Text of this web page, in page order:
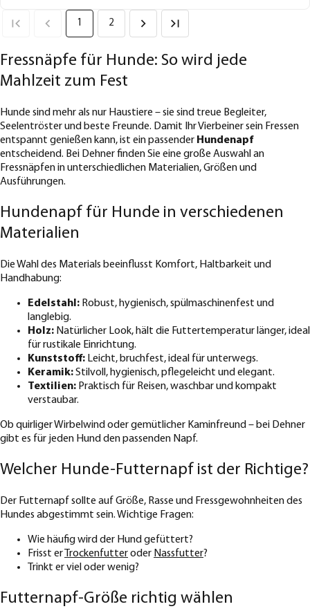
1 2
Fressnäpfe für Hunde: So wird jede
Mahlzeit zum Fest
Hunde sind mehr als nur Haustiere – sie sind treue Begleiter,
Seelentröster und beste Freunde. Damit Ihr Vierbeiner sein Fressen
entspannt genießen kann, ist ein passender Hundenapf
entscheidend. Bei Dehner finden Sie eine große Auswahl an
Fressnäpfen in unterschiedlichen Materialien, Größen und
Ausführungen.
Hundenapf für Hunde in verschiedenen
Materialien
Die Wahl des Materials beeinflusst Komfort, Haltbarkeit und
Handhabung:
Edelstahl: Robust, hygienisch, spülmaschinenfest und
langlebig.
Holz: Natürlicher Look, hält die Futtertemperatur länger, ideal
für rustikale Einrichtung.
Kunststoff: Leicht, bruchfest, ideal für unterwegs.
Keramik:Stilvoll, hygienisch, pflegeleicht und elegant.
Textilien: Praktisch für Reisen, waschbar und kompakt
verstaubar.
Ob quirliger Wirbelwind oder gemütlicher Kaminfreund – bei Dehner
gibt es für jeden Hund den passenden Napf.
Welcher Hunde-Futternapf ist der Richtige?
Der Futternapf sollte auf Größe, Rasse und Fressgewohnheiten des
Hundes abgestimmt sein. Wichtige Fragen:
Wie häufig wird der Hund gefüttert?
Frisst er Trockenfutteroder Nassfutter?
Trinkt er viel oder wenig?
Futternapf-Größe richtig wählen